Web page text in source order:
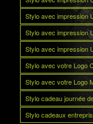
Stylo avec impression
Stylo avec impression
Stylo avec impression
Stylo avec votre Logo
Stylo avec votre Logo
Stylo cadeau journée
Stylo cadeaux